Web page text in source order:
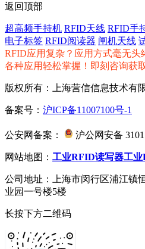
返回顶部
超高频手持机 RFID天线 RFID手
电子标签 RFID阅读器 闸机天线
RFID应用复杂？应用方式毫无头
各种应用轻松掌握！即刻咨询获
版权所有：上海营信信息技术有
备案号： 沪ICP备11007100号-1
公安网备案： 沪公网安备
网站地图： 工业RFID读写器工业
公司地址：上海市闵行区浦江镇
业园一号楼5楼
长按下方二维码